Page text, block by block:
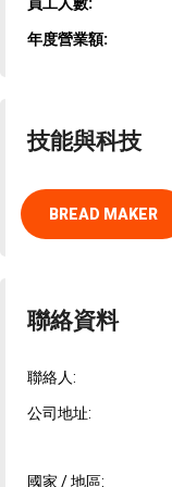
員工人數:
年度營業額:
技能與科技
BREAD MAKER
聯絡資料
聯絡人:
公司地址:
國家 / 地區: